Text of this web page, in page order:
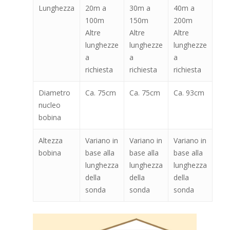
Lunghezza
20m a
100m
Altre
lunghezze
a
richiesta
30m a
150m
Altre
lunghezze
a
richiesta
40m a
200m
Altre
lunghezze
a
richiesta
Diametro
nucleo
bobina
Ca. 75cm Ca. 75cm Ca. 93cm
Altezza
bobina
Variano in
base alla
lunghezza
della
sonda
Variano in
base alla
lunghezza
della
sonda
Variano in
base alla
lunghezza
della
sonda